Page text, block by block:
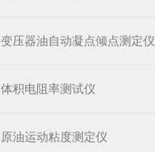
变压器油自动凝点倾点测定仪
体积电阻率测试仪
原油运动粘度测定仪